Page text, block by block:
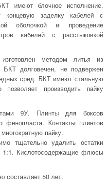
имеют блочное исполнение.
концевую заделку кабелей с
оболочкой и проведение
кабелей с расстыковкой
методом литья из
долговечен, не подвержен
сред. БКТ имеют стальную
производить пайку
9У. Плинты для боксов
фенопласта. Контакты плинтов
пайку.
тщательно удалить остатки
1:1. Кислотосодержащие флюсы
составляет 50 лет.